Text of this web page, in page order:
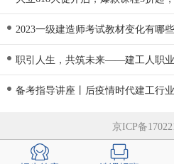
2023一级建造师考试教材变化有哪
职引人生，共筑未来——建工人职
备考指导讲座丨后疫情时代建工行
京ICP备